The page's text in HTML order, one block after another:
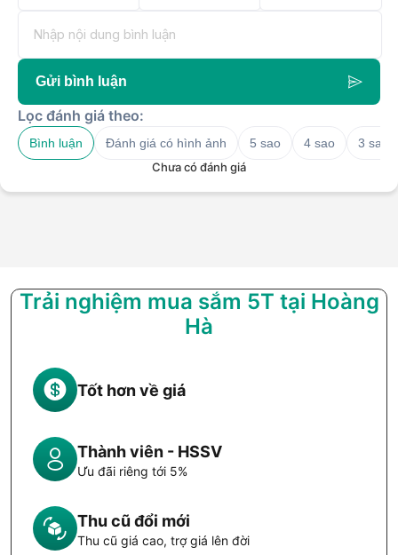
Gửi bình luận
Lọc đánh giá theo:
Bình luận Đánh giá có hình ảnh 5 sao 4 sao
3 sao
Chưa có đánh giá
Trải nghiệm mua sắm 5T tại Hoàng
Hà
Tốt hơn về giá
Thành viên - HSSV
Ưu đãi riêng tới 5%
Thu cũ đổi mới
Thu cũ giá cao, trợ giá lên đời